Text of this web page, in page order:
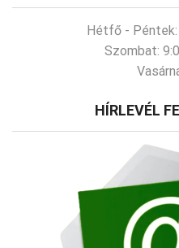
Hétfő - Péntek:
Szombat:
HÍRLEVÉL